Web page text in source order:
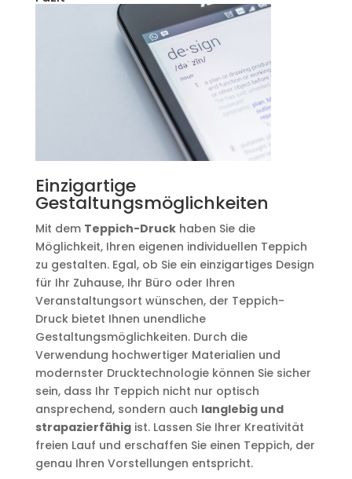
Einzigartige
Gestaltungsmöglichkeiten
Mit dem Teppich-Druckhaben Sie die
Möglichkeit, Ihren eigenen individuellen Teppich
zu gestalten. Egal, ob Sie ein einzigartiges Design
für Ihr Zuhause, Ihr Büro oder Ihren
Veranstaltungsort wünschen, der Teppich-
Druck bietet Ihnen unendliche
Gestaltungsmöglichkeiten. Durch die
Verwendung hochwertiger Materialien und
modernster Drucktechnologie können Sie sicher
sein, dass Ihr Teppich nicht nur optisch
ansprechend, sondern auch langlebig und
strapazierfähigist. Lassen Sie Ihrer Kreativität
freien Lauf und erschaffen Sie einen Teppich, der
genau Ihren Vorstellungen entspricht.